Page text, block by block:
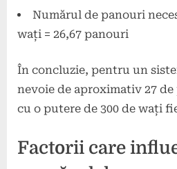
Numărul de panouri
wați = 26,67 panouri
În concluzie, pentru un
nevoie de aproximativ 27
cu o putere de 300 de wați
Factorii care